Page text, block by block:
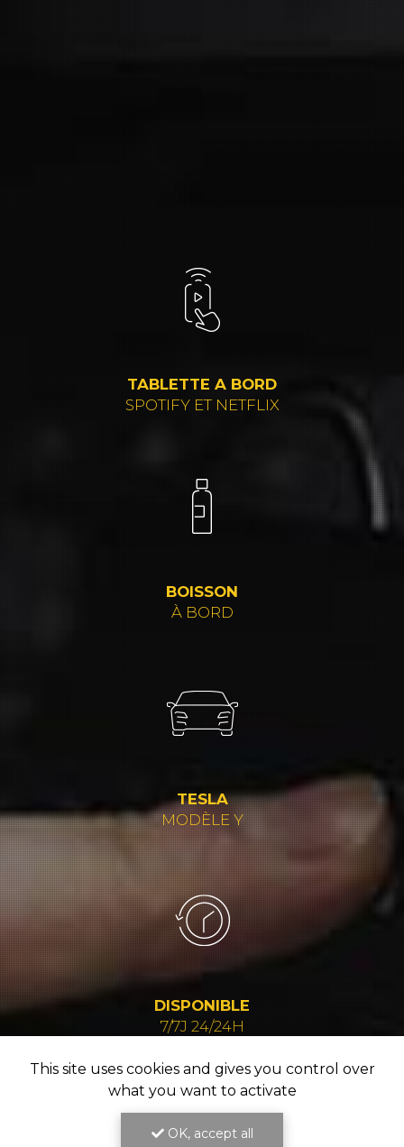
TABLETTE A BORD
SPOTIFY ET NETFLIX
BOISSON
À BORD
TESLA
MODÈLE Y
DISPONIBLE
7/7J 24/24H
This site uses cookies and gives you control over
what you want to activate
OK, accept all